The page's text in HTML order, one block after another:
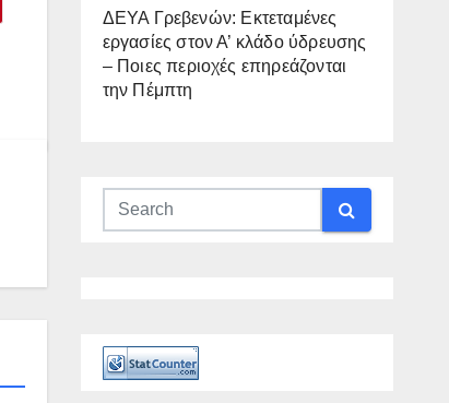
ΔΕΥΑ Γρεβενών: Εκτεταμένες
εργασίες στον Α’ κλάδο ύδρευσης
– Ποιες περιοχές επηρεάζονται
την Πέμπτη